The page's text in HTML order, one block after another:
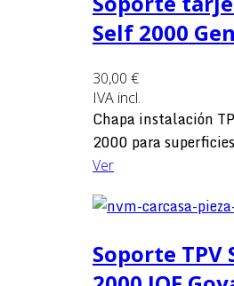
Self 2000
30,00 €
IVA incl.
Chapa instalación
2000 para
Ver
Soporte TPV